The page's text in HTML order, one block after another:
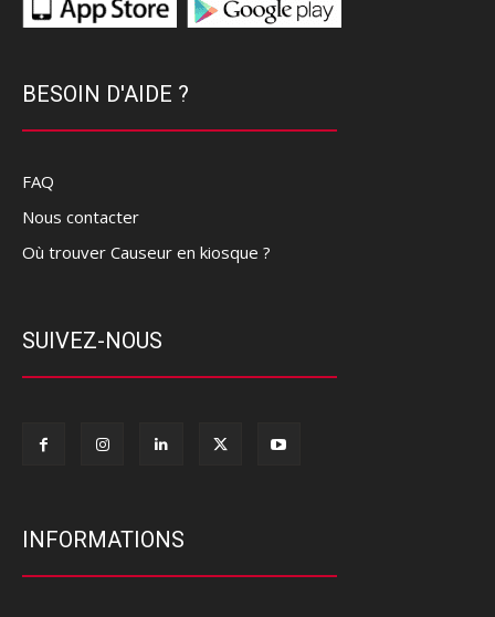
BESOIN D'AIDE ?
FAQ
Nous contacter
Où trouver Causeur en kiosque ?
SUIVEZ-NOUS
INFORMATIONS